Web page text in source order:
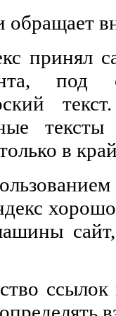
обращает
принял
под
в